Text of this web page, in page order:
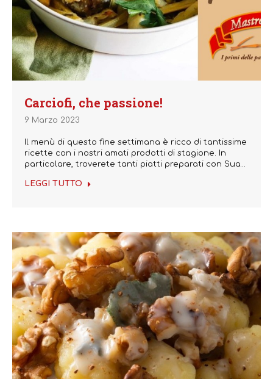
Carciofi, che passione!
9 Marzo 2023
Il menù di questo fine settimana è ricco di tantissime
ricette con i nostri amati prodotti di stagione. In
particolare, troverete tanti piatti preparati con Sua…
LEGGI TUTTO